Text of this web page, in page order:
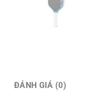
ĐÁNH GIÁ (0)